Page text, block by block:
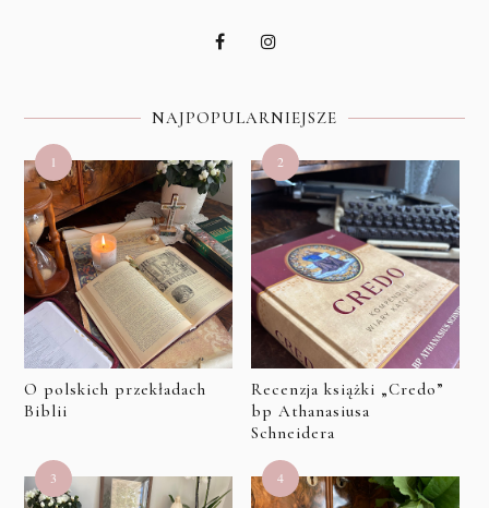
NAJPOPULARNIEJSZE
O polskich przekładach
Biblii
Recenzja książki „Credo”
bp Athanasiusa
Schneidera